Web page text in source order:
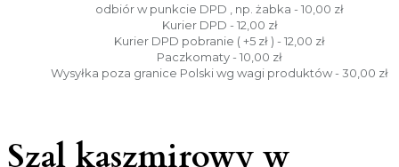
odbiór w punkcie DPD , np. żabka - 10,00 zł
Kurier DPD - 12,00 zł
Kurier DPD pobranie ( +5 zł ) - 12,00 zł
Paczkomaty - 10,00 zł
Wysyłka poza granice Polski wg wagi produktów - 30,00 zł
Szal kaszmirowy w